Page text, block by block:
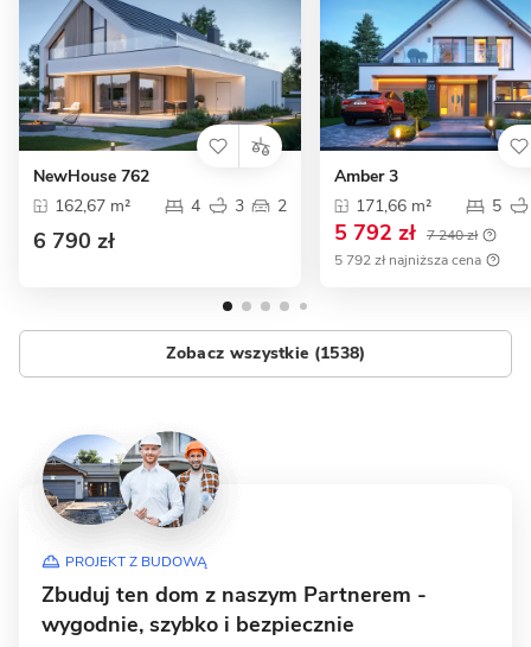
NewHouse 762
162,67 m²
4 3 2
6 790 zł
Amber 3
171,66 m²
5
5 792 zł 7 240 zł
5 792 zł najniższa cena
Zobacz wszystkie (1538)
PROJEKT Z BUDOWĄ
Zbuduj ten dom z naszym Partnerem -
wygodnie, szybko i bezpiecznie